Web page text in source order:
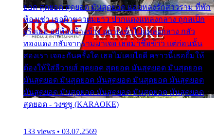
ยอด สุดยอด สุดยอด มันสุดยอด แอบหลงรักสาวราม ที่พัก
ห้องเช่า เธอผิวขาวผมยาว ปากแดงแหลงกลาง ถูกสเป็ก
จริงเธอ อยู่ห้องข้างข้าง อยากเข้าไปแหลงกลาง กลัว
ทองแดง กลับจากรามมาเจอ เธอมาซื้อข้าว แต่ก่อนนั้น
สองเรา เจอะกันครั้งใด เธอไม่เคยไยดี คราวนี้เธอยิ้มให้
ต้องให้ใส่ลีวายส์ สุดยอด สุดยอด มันสุดยอด มันสุดยอด
มันสุดยอด มันสุดยอด มันสุดยอด มันสุดยอด มันสุดยอด
มันสุดยอด มันสุดยอด มันสุดยอด มันสุดยอด มันสุดยอด
สุดยอด - วงซูซู (KARAOKE)
133 views • 03.07.2569